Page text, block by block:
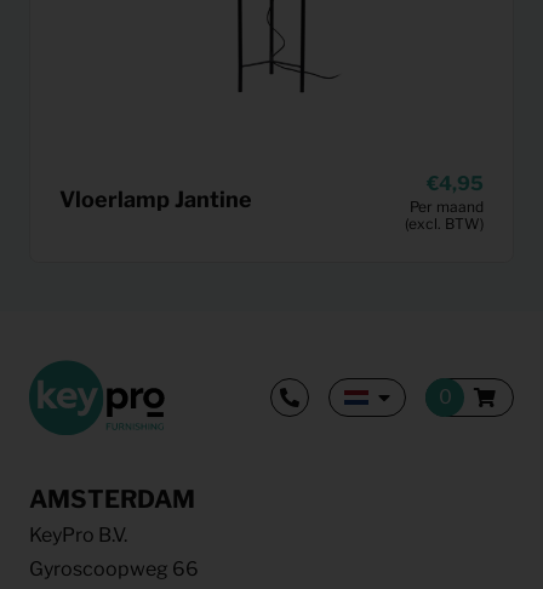
Vloerlamp Jantine
4,95
Per maand
(excl. BTW)
AMSTERDAM
KeyPro B.V.
Gyroscoopweg 66